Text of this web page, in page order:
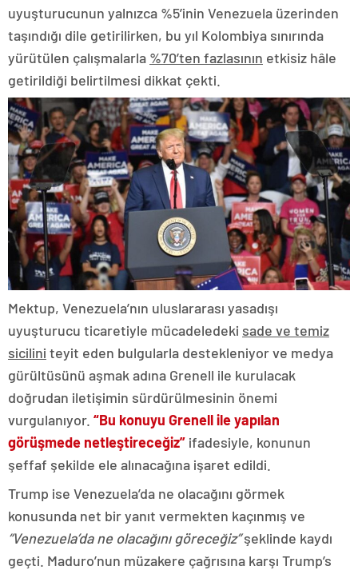
uyuşturucunun yalnızca %5’inin Venezuela üzerinden
taşındığı dile getirilirken, bu yıl Kolombiya sınırında
yürütülen çalışmalarla %70’ten fazlasının etkisiz hâle
getirildiği belirtilmesi dikkat çekti.
Mektup, Venezuela’nın uluslararası yasadışı
uyuşturucu ticaretiyle mücadeledeki sade ve temiz
sicilini teyit eden bulgularla destekleniyor ve medya
gürültüsünü aşmak adına Grenell ile kurulacak
doğrudan iletişimin sürdürülmesinin önemi
vurgulanıyor. “Bu konuyu Grenell ile yapılan
görüşmede netleştireceğiz” ifadesiyle, konunun
şeffaf şekilde ele alınacağına işaret edildi.
Trump ise Venezuela’da ne olacağını görmek
konusunda net bir yanıt vermekten kaçınmış ve
“Venezuela’da ne olacağını göreceğiz”şeklinde kaydı
geçti. Maduro’nun müzakere çağrısına karşı Trump’s